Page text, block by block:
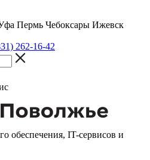
Пермь Чебоксары Ижевск
262-16-42
обеспечения, IT-сервисов и